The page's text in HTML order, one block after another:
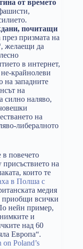
от времето
почитащи
призмата на
желаещи да
в интернет,
крайнолеви
на западните
на
силно наляво,
на
либералното
повечето
на
които те
в Полша с
медия
приобщи всички
нейн пример,
и
над 60
Европа“.
on Poland’s